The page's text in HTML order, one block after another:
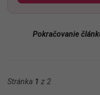
Pokračovanie
Stránka 1 z 2